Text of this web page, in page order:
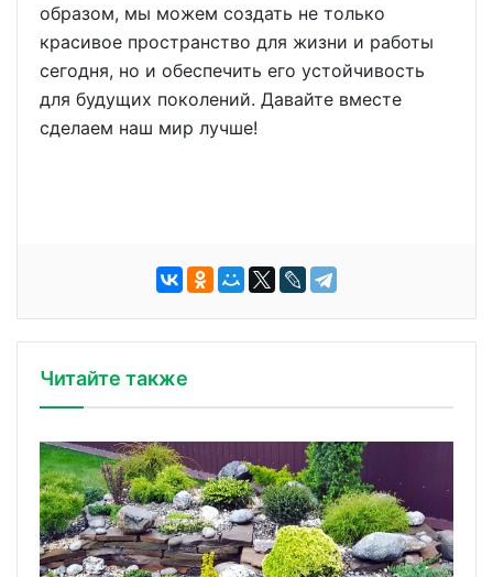
образом, мы можем создать не только
красивое пространство для жизни и работы
сегодня, но и обеспечить его устойчивость
для будущих поколений. Давайте вместе
сделаем наш мир лучше!
Читайте также